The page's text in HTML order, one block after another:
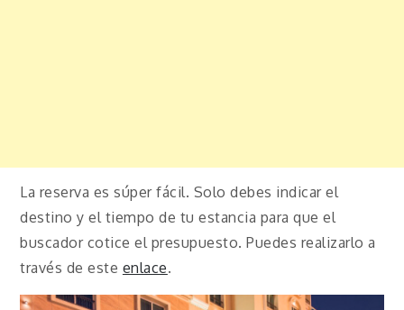
La reserva es súper fácil. Solo debes indicar el
destino y el tiempo de tu estancia para que el
buscador cotice el presupuesto. Puedes realizarlo a
través de este enlace.